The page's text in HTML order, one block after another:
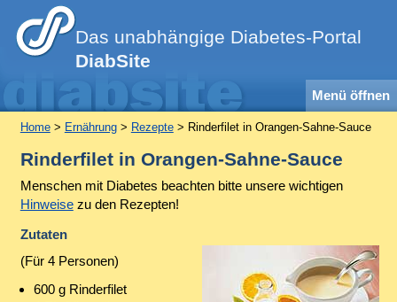
Das unabhängige Diabetes-Portal
DiabSite
Menü öffnen
Home> Ernährung> Rezepte> Rinderfilet in Orangen-Sahne-Sauce
Rinderfilet in Orangen-Sahne-Sauce
Menschen mit Diabetes beachten bitte unsere wichtigen
Hinweisezu den Rezepten!
Zutaten
(Für 4 Personen)
600 g Rinderfilet